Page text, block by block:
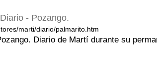
- Pozango.
marti/diario/palmarito.htm
Diario de Martí durante su